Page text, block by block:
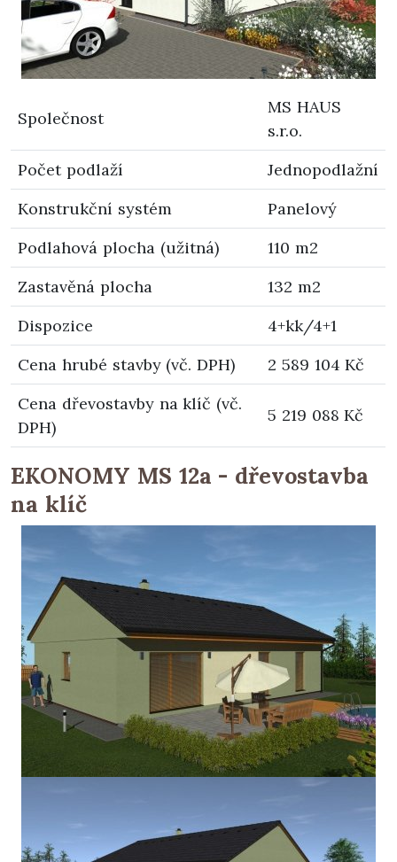
Společnost
MS HAUS
s.r.o.
Počet podlaží
Jednopodlažní
Konstrukční systém
Panelový
Podlahová plocha (užitná)
110 m2
Zastavěná plocha
132 m2
Dispozice
4+kk/4+1
Cena hrubé stavby (vč. DPH)
2 589 104 Kč
Cena dřevostavby na klíč (vč.
DPH)
5 219 088 Kč
EKONOMY MS 12a - dřevostavba
na klíč